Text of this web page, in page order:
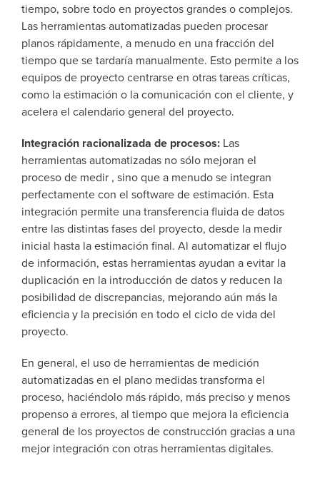
tiempo, sobre todo en proyectos grandes o complejos.
Las herramientas automatizadas pueden procesar
planos rápidamente, a menudo en una fracción del
tiempo que se tardaría manualmente. Esto permite a los
equipos de proyecto centrarse en otras tareas críticas,
como la estimación o la comunicación con el cliente, y
acelera el calendario general del proyecto.
Integración racionalizada de procesos: Las
herramientas automatizadas no sólo mejoran el
proceso de medir , sino que a menudo se integran
perfectamente con el software de estimación. Esta
integración permite una transferencia fluida de datos
entre las distintas fases del proyecto, desde la medir
inicial hasta la estimación final. Al automatizar el flujo
de información, estas herramientas ayudan a evitar la
duplicación en la introducción de datos y reducen la
posibilidad de discrepancias, mejorando aún más la
eficiencia y la precisión en todo el ciclo de vida del
proyecto.
En general, el uso de herramientas de medición
automatizadas en el plano medidas transforma el
proceso, haciéndolo más rápido, más preciso y menos
propenso a errores, al tiempo que mejora la eficiencia
general de los proyectos de construcción gracias a una
mejor integración con otras herramientas digitales.